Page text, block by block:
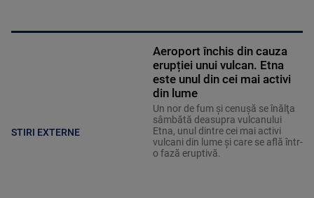
STIRI EXTERNE
Aeroport închis din cauza
erupției unui vulcan. Etna
este unul din cei mai activi
din lume
Un nor de fum şi cenuşă se înălţa
sâmbătă deasupra vulcanului
Etna, unul dintre cei mai activi
vulcani din lume şi care se află într-
o fază eruptivă.